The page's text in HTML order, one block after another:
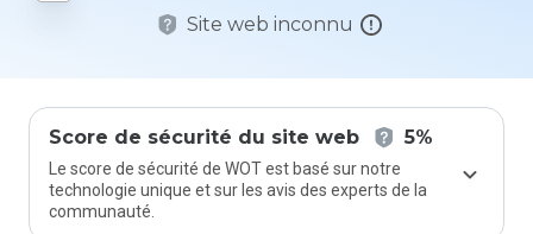
Site web inconnu
Score de sécurité du site web 5%
Le score de sécurité de WOT est basé sur notre
technologie unique et sur les avis des experts de la
communauté.